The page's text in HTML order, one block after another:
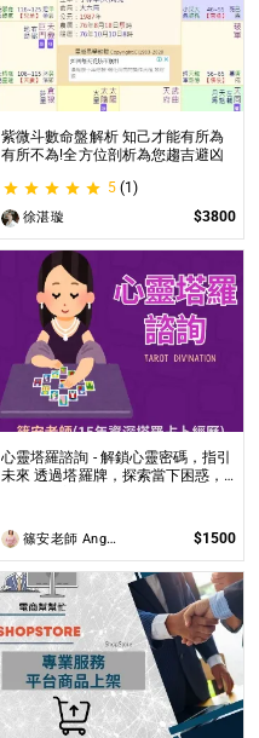
紫微斗數命盤解析 知己才能有所為
有所不為!全方位剖析為您趨吉避凶
5 (1)
徐湛璇 $3800
心靈塔羅諮詢 - 解鎖心靈密碼，指引
未來 透過塔羅牌，探索當下困惑，
篠安老師 Angel Yang $1500